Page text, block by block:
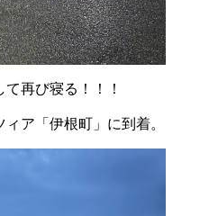
再び寝る！！！
ア「伊根町」に到着。